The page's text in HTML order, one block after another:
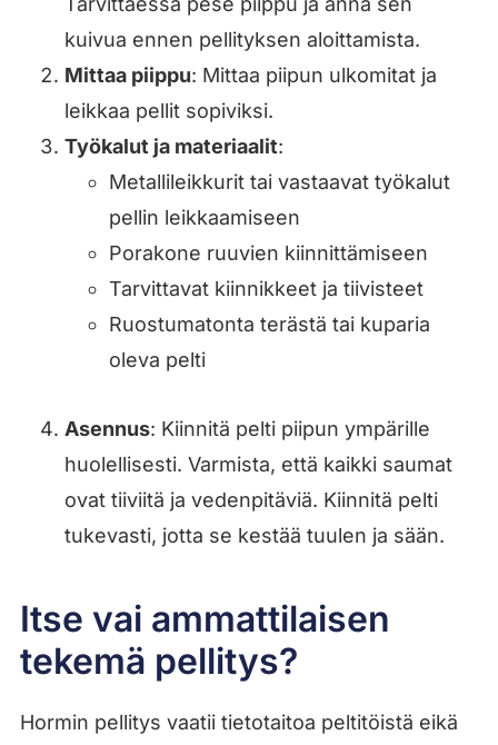
kuivua ennen pellityksen aloittamista.
Mittaa piippu: Mittaa piipun ulkomitat ja
leikkaa pellit sopiviksi.
Työkalut ja materiaalit:
Metallileikkurit tai vastaavat työkalut
pellin leikkaamiseen
Porakone ruuvien kiinnittämiseen
Tarvittavat kiinnikkeet ja tiivisteet
Ruostumatonta terästä tai kuparia
oleva pelti
Asennus: Kiinnitä pelti piipun ympärille
huolellisesti. Varmista, että kaikki saumat
ovat tiiviitä ja vedenpitäviä. Kiinnitä pelti
tukevasti, jotta se kestää tuulen ja sään.
Itse vai ammattilaisen
tekemä pellitys?
Hormin pellitys vaatii tietotaitoa peltitöistä eikä